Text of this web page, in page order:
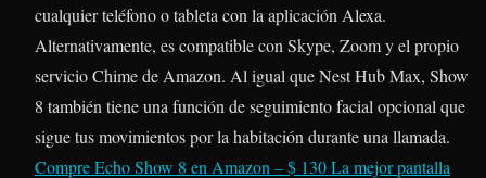
cualquier teléfono o tableta con la aplicación Alexa.
Alternativamente, es compatible con Skype, Zoom y el propio
servicio Chime de Amazon. Al igual que Nest Hub Max, Show
8 también tiene una función de seguimiento facial opcional que
sigue tus movimientos por la habitación durante una llamada.
Compre Echo Show 8 en Amazon – $ 130La mejor pantalla